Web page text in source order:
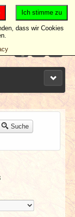
Suche
Ich stimme zu
dass wir Cookies